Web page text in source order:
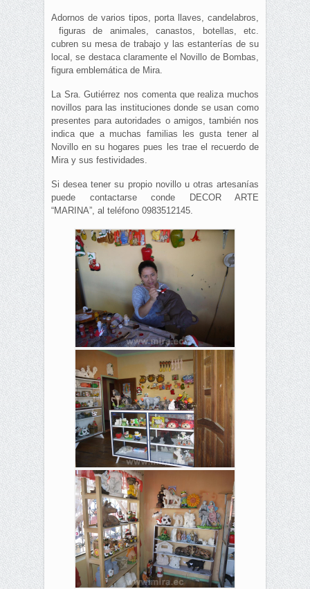
Adornos de varios tipos, porta llaves, candelabros,
figuras de animales, canastos, botellas, etc.
cubren su mesa de trabajo y las estanterías de su
local, se destaca claramente el Novillo de Bombas,
figura emblemática de Mira.
La Sra. Gutiérrez nos comenta que realiza muchos
novillos para las instituciones donde se usan como
presentes para autoridades o amigos, también nos
indica que a muchas familias les gusta tener al
Novillo en su hogares pues les trae el recuerdo de
Mira y sus festividades.
Si desea tener su propio novillo u otras artesanías
puede contactarse conde DECOR ARTE
“MARINA”, al teléfono 0983512145.